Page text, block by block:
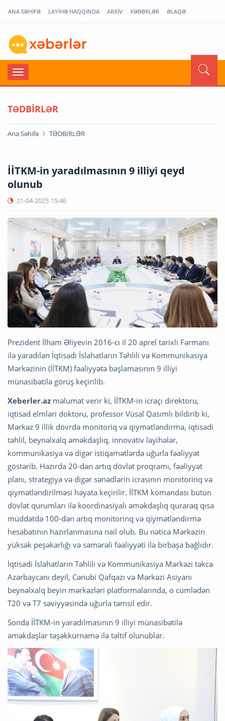
ANA SƏHİFƏ LAYİHƏ HAQQINDA ARXİV XƏBƏRLƏR ƏLAQƏ
TƏDBİRLƏR
Ana Səhifə TƏDBİRLƏR
İİTKM-in yaradılmasının 9 illiyi qeyd
olunub
21-04-2025 15:46
Prezident İlham Əliyevin 2016-cı il 20 aprel tarixli Fərmanı
ilə yaradılan İqtisadi İslahatların Təhlili və Kommunikasiya
Mərkəzinin (İİTKM) fəaliyyətə başlamasının 9 illiyi
münasibətilə görüş keçirilib.
Xeberler.az məlumat verir ki, İİTKM-in icraçı direktoru,
iqtisad elmləri doktoru, professor Vüsal Qasımlı bildirib ki,
Mərkəz 9 illik dövrdə monitoriq və qiymətləndirmə, iqtisadi
təhlil, beynəlxalq əməkdaşlıq, innovativ layihələr,
kommunikasiya və digər istiqamətlərdə uğurla fəaliyyət
göstərib. Hazırda 20-dən artıq dövlət proqramı, fəaliyyət
planı, strategiya və digər sənədlərin icrasının monitorinq və
qiymətləndirilməsi həyata keçirilir. İİTKM komandası bütün
dövlət qurumları ilə koordinasiyalı əməkdaşlıq quraraq qısa
müddətdə 100-dən artıq monitorinq və qiymətləndirmə
hesabatının hazırlanmasına nail olub. Bu nəticə Mərkəzin
yüksək peşəkarlığı və səmərəli fəaliyyəti ilə birbaşa bağlıdır.
İqtisadi İslahatların Təhlili və Kommunikasiya Mərkəzi təkcə
Azərbaycanı deyil, Cənubi Qafqazı və Mərkəzi Asiyanı
beynəlxalq beyin mərkəzləri platformalarında, o cümlədən
T20 və T7 səviyyəsində uğurla təmsil edir.
Sonda İİTKM-in yaradılmasının 9 illiyi münasibətilə
əməkdaşlar təşəkkürnamə ilə təltif olunublar.